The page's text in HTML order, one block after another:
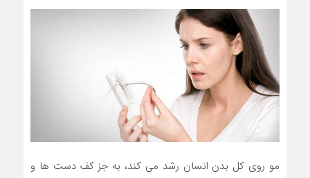
مو روی کل بدن انسان رشد می کند، به جز کف دست ها و